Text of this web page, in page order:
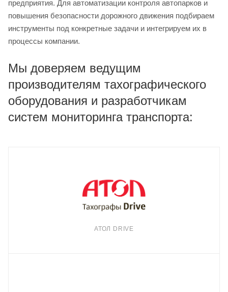
предприятия. Для автоматизации контроля автопарков и
повышения безопасности дорожного движения подбираем
инструменты под конкретные задачи и интегрируем их в
процессы компании.
Мы доверяем ведущим
производителям тахографического
оборудования и разработчикам
систем мониторинга транспорта:
АТОЛ DRIVE